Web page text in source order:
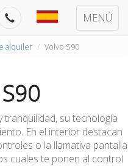
MENÚ
alquiler Volvo S90
tranquilidad, su tecnología
En el interior destacan
o la llamativa pantalla
cuales te ponen al control